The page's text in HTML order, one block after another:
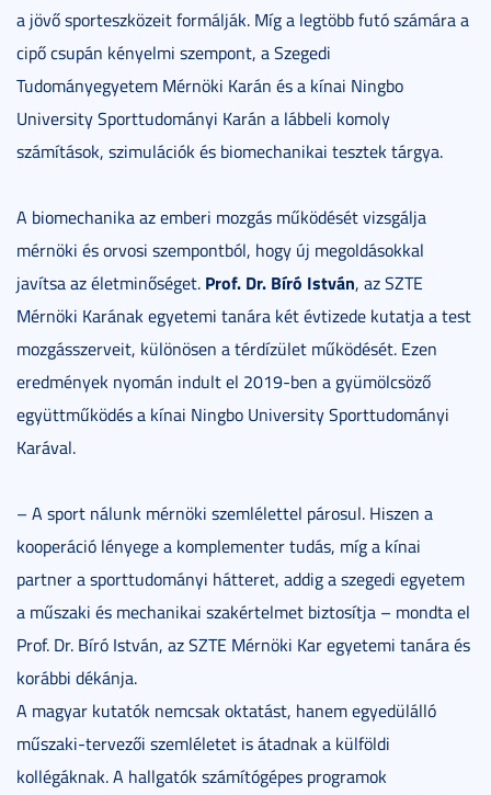
a jövő sporteszközeit formálják. Míg a legtöbb futó számára a
cipő csupán kényelmi szempont, a Szegedi
Tudományegyetem Mérnöki Karán és a kínai Ningbo
University Sporttudományi Karán a lábbeli komoly
számítások, szimulációk és biomechanikai tesztek tárgya.
A biomechanika az emberi mozgás működését vizsgálja
mérnöki és orvosi szempontból, hogy új megoldásokkal
javítsa az életminőséget. Prof. Dr. Bíró István, az SZTE
Mérnöki Karának egyetemi tanára két évtizede kutatja a test
mozgásszerveit, különösen a térdízület működését. Ezen
eredmények nyomán indult el 2019-ben a gyümölcsöző
együttműködés a kínai Ningbo University Sporttudományi
Karával.
– A sport nálunk mérnöki szemlélettel párosul. Hiszen a
kooperáció lényege a komplementer tudás, míg a kínai
partner a sporttudományi hátteret, addig a szegedi egyetem
a műszaki és mechanikai szakértelmet biztosítja – mondta el
Prof. Dr. Bíró István, az SZTE Mérnöki Kar egyetemi tanára és
korábbi dékánja.
A magyar kutatók nemcsak oktatást, hanem egyedülálló
műszaki-tervezői szemléletet is átadnak a külföldi
kollégáknak. A hallgatók számítógépes programok